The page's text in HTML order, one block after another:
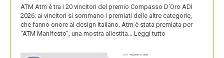
ATM Atm è tra i 20 vincitori del premio Compasso D’Oro ADI
2026; ai vincitori si sommano i premiati delle altre categorie,
che fanno onore al design italiano. Atm è stata premiata per
“ATM Manifesto”, una mostra allestita… Leggi tutto